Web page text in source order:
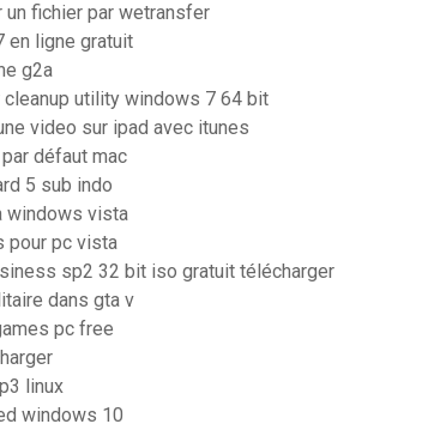
un fichier par wetransfer
en ligne gratuit
g2a
utility windows 7 64 bit
video sur ipad avec itunes
défaut mac
5 sub indo
windows vista
pour pc vista
sp2 32 bit iso gratuit télécharger
dans gta v
pc free
linux
windows 10